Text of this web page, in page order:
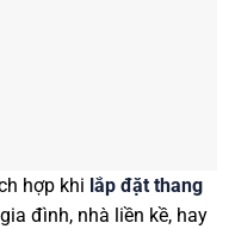
hợp khi lắp đặt thang
đình, nhà liền kề, hay